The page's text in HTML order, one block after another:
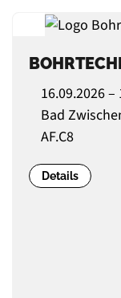
16.09.2026 –
Bad
AF.C8
Details